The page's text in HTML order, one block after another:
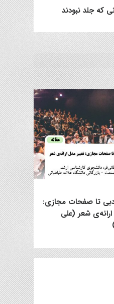
که جلد نبودند
تا صفحات مجازی:
شعر (علی